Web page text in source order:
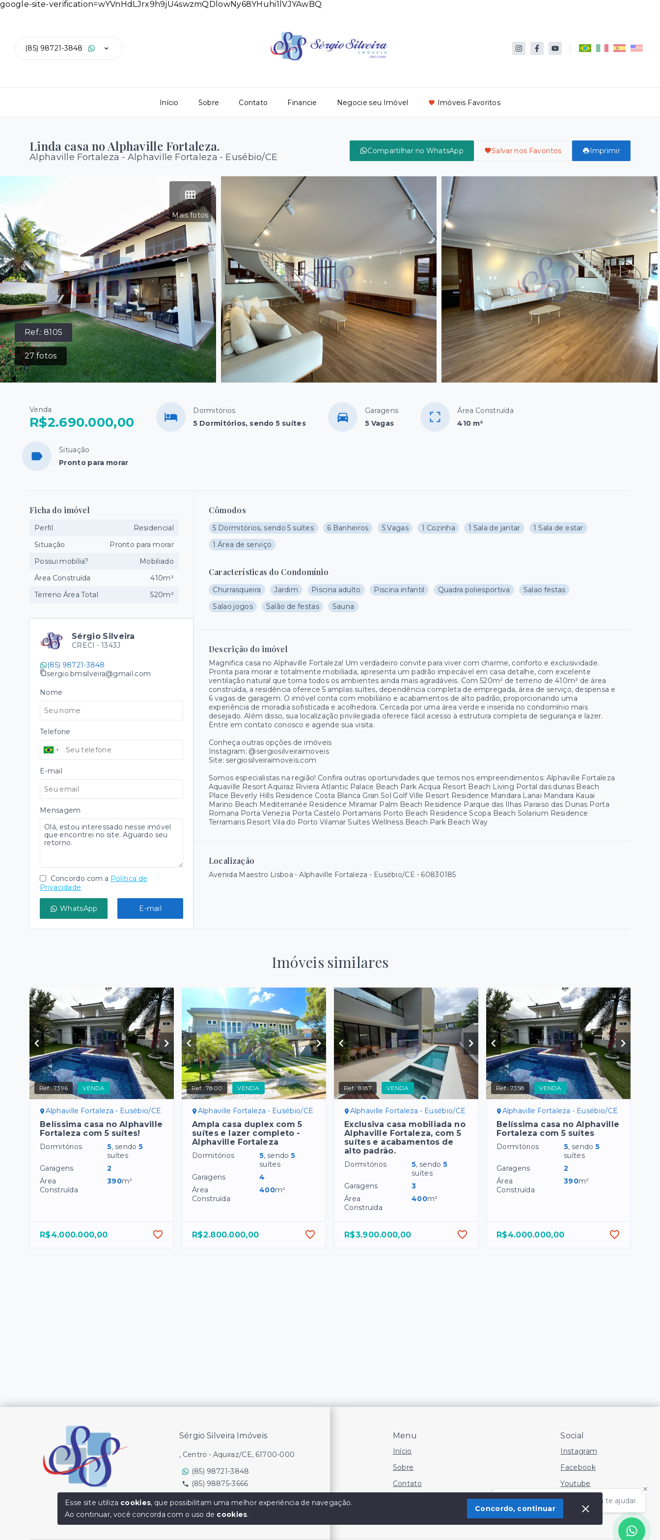
google-site-verification=wYVnHdLJrx9h9jU4swzmQDlowNy68YHuhi1lVJYAwBQ
(85) 98721-3848
Início Sobre Contato Financie Negocie seu Imóvel Imóveis Favoritos
Linda casa no Alphaville Fortaleza.
Alphaville Fortaleza - Alphaville Fortaleza - Eusébio/CE
Compartilhar no WhatsApp Salvar nos Favoritos Imprimir
Ref.:8105
27 fotos
Mais fotos
Venda
R$2.690.000,00
Dormitórios
5 Dormitórios, sendo 5 suítes
Garagens
5 Vagas
Área Construída
410 m²
Situação
Pronto para morar
Cômodos
5 Dormitórios, sendo 5 suítes 6 Banheiros 5 Vagas 1 Cozinha 1 Sala de jantar
1 Sala de estar
1 Área de serviço
Características do Condomínio
Churrasqueira Jardim Piscina adulto Piscina infantil Quadra poliesportiva
Salao festas
Salao jogos
Salão de festas Sauna
Descrição do imóvel
Magnifica casa no Alphaville Fortaleza! Um verdadeiro convite para viver com charme, conforto e exclusividade.
Pronta para morar e totalmente mobiliada, apresenta um padrão impecável em casa detalhe, com excelente
ventilação natural que torna todos os ambientes ainda mais agradáveis. Com 520m² de terreno de 410m² de área
construída, a residência oferece 5 amplas suítes, dependência completa de empregada, área de serviço, despensa e
6 vagas de garagem. O imóvel conta com mobiliário e acabamentos de alto padrão, proporcionando uma
experiência de moradia sofisticada e acolhedora. Cercada por uma área verde e inserida no condomínio mais
desejado. Além disso, sua localização privilegiada oferece fácil acesso à estrutura completa de segurança e lazer.
Entre em contato conosco e agende sua visita.
Conheça outras opções de imóveis
Instagram: @sergiosilveiraimoveis
Site: sergiosilveiraimoveis.com
Somos especialistas na região! Confira outras oportunidades que temos nos empreendimentos: Alphaville Fortaleza
Aquaville Resort Aquiraz Riviera Atlantic Palace Beach Park Acqua Resort Beach Living Portal das dunas Beach
Place Beverly Hills Residence Costa Blanca Gran Sol Golf Ville Resort Residence Mandara Lanai Mandara Kauai
Marino Beach Mediterranée Residence Miramar Palm Beach Residence Parque das Ilhas Paraiso das Dunas Porta
Romana Porta Venezia Porta Castelo Portamaris Porto Beach Residence Scopa Beach Solarium Residence
Terramaris Resort Vila do Porto Vilamar Suítes Wellness Beach Park Beach Way
Localização
Avenida Maestro Lisboa - Alphaville Fortaleza - Eusébio/CE - 60830185
Ficha do imóvel
Perfil
Residencial
Situação
Pronto para morar
Possui mobília?
Mobiliado
Área Construída
410m²
Terreno Área Total
520m²
Sérgio Silveira
CRECI - 1343J
(85) 98721-3848
sergio.bmsilveira@gmail.com
Nome
Telefone
E-mail
Mensagem
Concordo com a Política de
Privacidade
WhatsApp E-mail
Imóveis similares
Ref.:7396 VENDA
Alphaville Fortaleza - Eusébio/CE
Belíssima casa no Alphaville
Fortaleza com 5 suítes!
Dormitórios 5, sendo5
suítes
Garagens
2
Área
Construída
390m²
R$4.000.000,00
Ref.:7800 VENDA
Alphaville Fortaleza - Eusébio/CE
Ampla casa duplex com 5
suítes e lazer completo -
Alphaville Fortaleza
Dormitórios 5, sendo5
suítes
Garagens
4
Área
Construída
400m²
R$2.800.000,00
Ref.:8187 VENDA
Alphaville Fortaleza - Eusébio/CE
Exclusiva casa mobiliada no
Alphaville Fortaleza, com 5
suítes e acabamentos de
alto padrão.
Dormitórios 5, sendo5
suítes
Garagens
3
Área
Construída
400m²
R$3.900.000,00
Ref.:7358 VENDA
Alphaville Fortaleza - Eusébio/CE
Belíssima casa no Alphaville
Fortaleza com 5 suítes
Dormitórios 5, sendo5
suítes
Garagens
2
Área
Construída
390m²
R$4.000.000,00
Olá! Estamos disponíveis para te ajudar.
Menu
Início
Sobre
Contato
Social
Instagram
Facebook
Youtube
Sérgio Silveira Imóveis
, Centro - Aquiraz/CE, 61700-000
(85) 98721-3848
(85) 98875-3666
Esse site utiliza cookies, que possibilitam uma melhor experiência de navegação.
Ao continuar, você concorda com o uso de cookies.
Concordo, continuar